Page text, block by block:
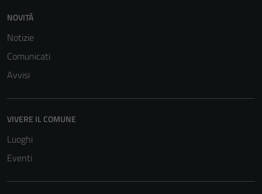
NOVITÀ
Notizie
Comunicati
Avvisi
VIVERE IL COMUNE
Luoghi
Eventi